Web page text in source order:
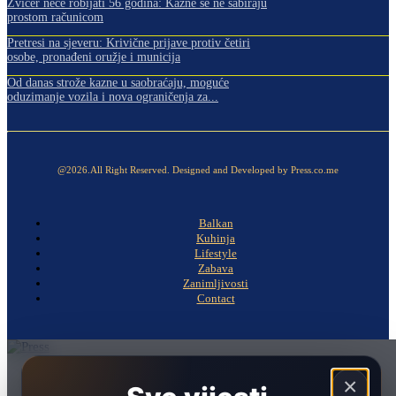
Zvicer neće robijati 56 godina: Kazne se ne sabiraju
prostom računicom
Pretresi na sjeveru: Krivične prijave protiv četiri
osobe, pronađeni oružje i municija
Od danas strože kazne u saobraćaju, moguće
oduzimanje vozila i nova ograničenja za...
@2026.All Right Reserved. Designed and Developed by Press.co.me
Balkan
Kuhinja
Lifestyle
Zabava
Zanimljivosti
Contact
×